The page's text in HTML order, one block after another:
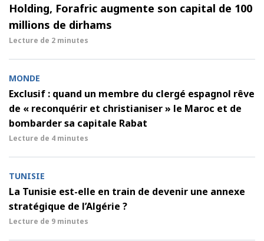
Holding, Forafric augmente son capital de 100
millions de dirhams
Lecture de 2 minutes
MONDE
Exclusif : quand un membre du clergé espagnol rêve
de « reconquérir et christianiser » le Maroc et de
bombarder sa capitale Rabat
Lecture de 4 minutes
TUNISIE
La Tunisie est-elle en train de devenir une annexe
stratégique de l’Algérie ?
Lecture de 9 minutes